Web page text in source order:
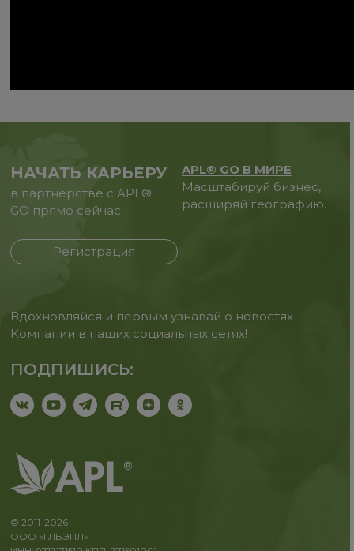
НАЧАТЬ КАРЬЕРУ
в партнерстве с APL®
GO прямо сейчас
Регистрация
APL® GO В МИРЕ
Масштабируй бизнес,
расширяй географию.
Вдохновляйся и первым узнавай о новостях
Компании в наших социальных сетях!
ПОДПИШИСЬ:
© 2011-2026
ООО «ГЛБЭПЛ»